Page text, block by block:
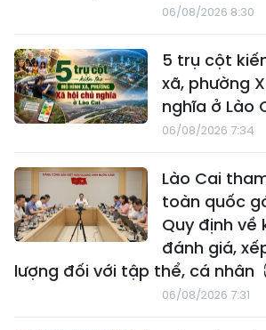
06/08/2026 8:30
5 trụ cột
xã, phường
nghĩa ở Lào
06/08/2026 7:34
Lào Cai
toàn quốc
Quy định về
đánh giá,
lượng đối với tập thể, cá nhân
06/08/2026 7:31